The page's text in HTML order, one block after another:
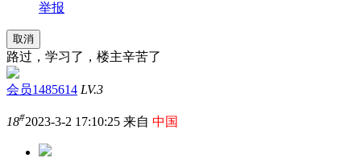
举报
取消
路过，学习了，楼主辛苦了
会员1485614 LV.3
18#2023-3-2 17:10:25 来自 中国